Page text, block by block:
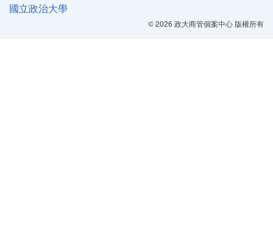
國立政治大學
© 2026 政大商管個案中心 版權所有